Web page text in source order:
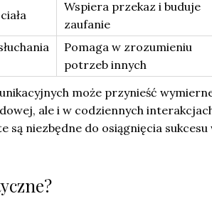
Wspiera przekaz i buduje
zaufanie
Pomaga w zrozumieniu
potrzeb innych
może przynieść
ale i w codziennych
są niezbędne do osiągnięcia sukcesu